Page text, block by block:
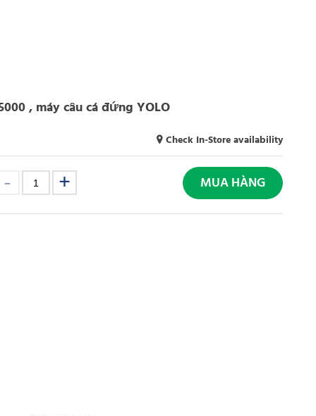
, máy câu cá đứng YOLO
Check In-Store availability
MUA HÀNG